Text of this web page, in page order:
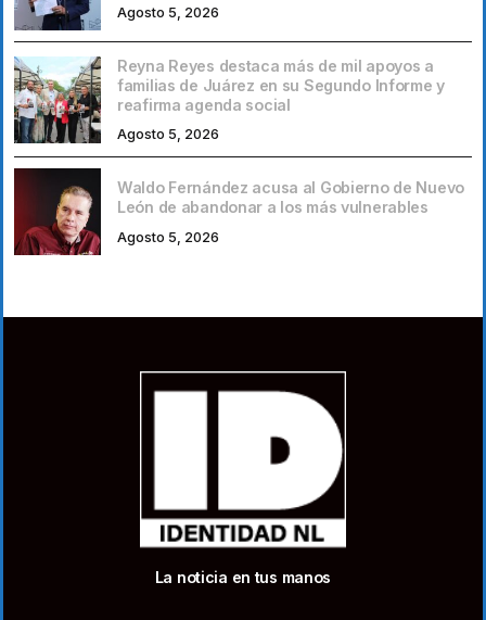
Agosto 5, 2026
Reyna Reyes destaca más de mil apoyos a
familias de Juárez en su Segundo Informe y
reafirma agenda social
Agosto 5, 2026
Waldo Fernández acusa al Gobierno de Nuevo
León de abandonar a los más vulnerables
Agosto 5, 2026
La noticia en tus manos